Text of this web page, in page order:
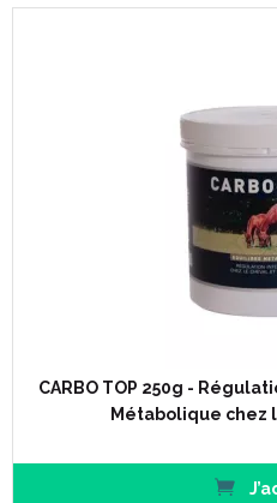
CARBO TOP 250g -
Métabolique chez